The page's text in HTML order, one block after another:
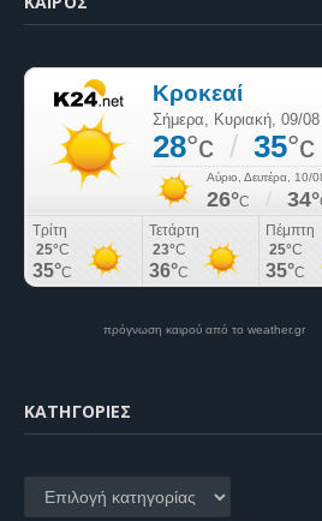
πρόγνωση καιρού από το weather.gr
KΑΤΗΓΟΡΊΕΣ
Kατηγορίες